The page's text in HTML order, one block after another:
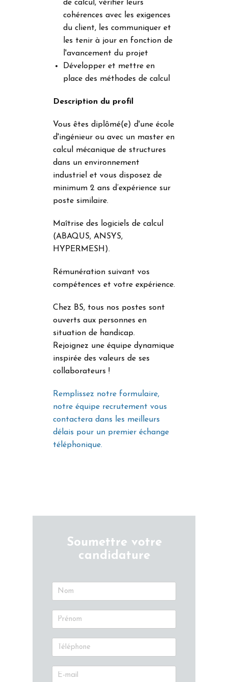
de calcul, vérifier leurs
cohérences avec les exigences
du client, les communiquer et
les tenir à jour en fonction de
l'avancement du projet
Développer et mettre en
place des méthodes de calcul
Description du profil
Vous êtes diplômé(e) d'une école
d'ingénieur ou avec un master en
calcul mécanique de structures
dans un environnement
industriel et vous disposez de
minimum 2 ans d’expérience sur
poste similaire.
Maîtrise des logiciels de calcul
(ABAQUS, ANSYS,
HYPERMESH).
Rémunération suivant vos
compétences et votre expérience.
Chez BS, tous nos postes sont
ouverts aux personnes en
situation de handicap.
Rejoignez une équipe dynamique
inspirée des valeurs de ses
collaborateurs !
Remplissez notre formulaire,
notre équipe recrutement vous
contactera dans les meilleurs
délais pour un premier échange
téléphonique.
Soumettre votre
candidature